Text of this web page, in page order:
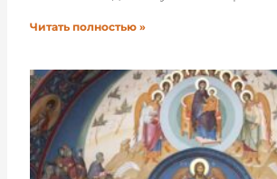
Читать полностью »